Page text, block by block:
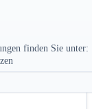
finden Sie unter: